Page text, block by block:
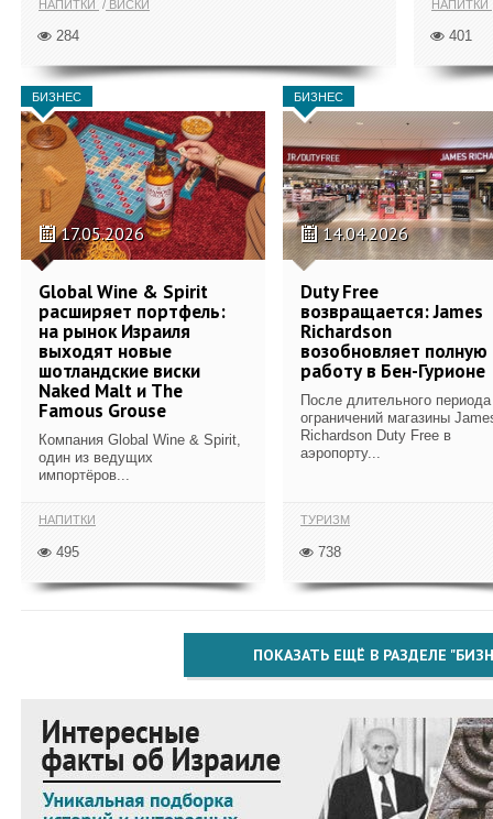
НАПИТКИ ВИСКИ
284
НАПИТКИ
401
БИЗНЕС
17.05.2026
Global Wine & Spirit
расширяет портфель:
на рынок Израиля
выходят новые
шотландские виски
Naked Malt и The
Famous Grouse
Компания Global Wine & Spirit,
один из ведущих
импортёров...
НАПИТКИ
495
БИЗНЕС
14.04.2026
Duty Free
возвращается: James
Richardson
возобновляет полную
работу в Бен-Гурионе
После длительного периода
ограничений магазины
Richardson Duty Free в
аэропорту...
ТУРИЗМ
738
ПОКАЗАТЬ ЕЩЁ В РАЗДЕЛЕ